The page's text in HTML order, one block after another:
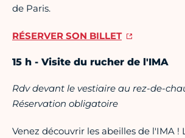
de Paris.
RÉSERVER SON BILLET
15 h - Visite du rucher de l'IMA
Rdv devant le vestiaire au rez-de-
Réservation obligatoire
Venez découvrir les abeilles de l'IMA !